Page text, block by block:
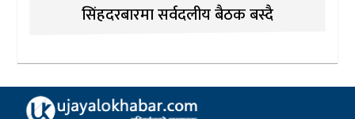
सिंहदरबारमा सर्वदलीय बैठक बस्दै